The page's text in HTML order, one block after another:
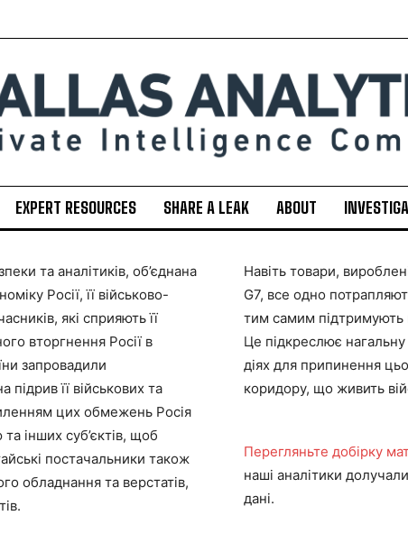
EXPERT RESOURCES SHARE A LEAK ABOUT
та аналітиків, об’єднана
Росії, її військово-
які сприяють її
вторгнення Росії в
запровадили
її військових та
цих обмежень Росія
інших суб’єктів, щоб
постачальники також
обладнання та верстатів,
Навіть товари,
G7, все одно
тим самим підтримують
Це підкреслює
діях для припинення
коридору, що живить
Перегляньте добірку
наші аналітики
дані.